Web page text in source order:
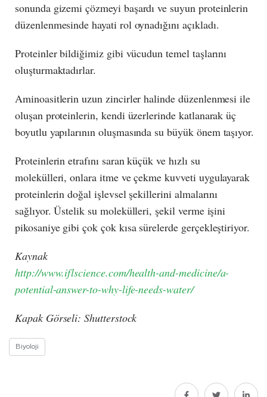
sonunda gizemi çözmeyi başardı ve suyun proteinlerin
düzenlenmesinde hayati rol oynadığını açıkladı.
Proteinler bildiğimiz gibi vücudun temel taşlarını
oluşturmaktadırlar.
Aminoasitlerin uzun zincirler halinde düzenlenmesi ile
oluşan proteinlerin, kendi üzerlerinde katlanarak üç
boyutlu yapılarının oluşmasında su büyük önem taşıyor.
Proteinlerin etrafını saran küçük ve hızlı su
molekülleri, onlara itme ve çekme kuvveti uygulayarak
proteinlerin doğal işlevsel şekillerini almalarını
sağlıyor. Üstelik su molekülleri, şekil verme işini
pikosaniye gibi çok çok kısa sürelerde gerçekleştiriyor.
Kaynak
http://www.iflscience.com/health-and-medicine/a-
potential-answer-to-why-life-needs-water/
Kapak Görseli: Shutterstock
Biyoloji